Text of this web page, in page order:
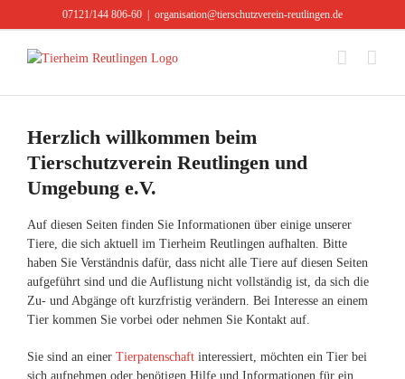
Inhalt
springen
07121/144 806-60 organisation@tierschutzverein-reutlingen.de
Herzlich willkommen beim
Tierschutzverein Reutlingen und
Umgebung e.V.
Auf diesen Seiten finden Sie Informationen über einige unserer
Tiere, die sich aktuell im Tierheim Reutlingen aufhalten. Bitte
haben Sie Verständnis dafür, dass nicht alle Tiere auf diesen Seiten
aufgeführt sind und die Auflistung nicht vollständig ist, da sich die
Zu- und Abgänge oft kurzfristig verändern. Bei Interesse an einem
Tier kommen Sie vorbei oder nehmen Sie Kontakt auf.
Sie sind an einer Tierpatenschaft interessiert, möchten ein Tier bei
sich aufnehmen oder benötigen Hilfe und Informationen für ein